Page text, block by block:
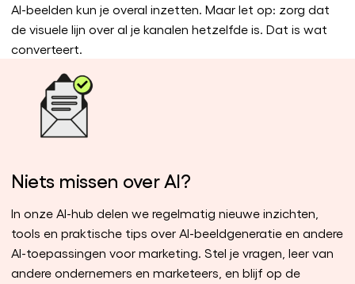
AI-beelden kun je overal inzetten. Maar let op: zorg dat
de visuele lijn over al je kanalen hetzelfde is. Dat is wat
converteert.
Niets missen over AI?
In onze AI-hub delen we regelmatig nieuwe inzichten,
tools en praktische tips over AI-beeldgeneratie en andere
AI-toepassingen voor marketing. Stel je vragen, leer van
andere ondernemers en marketeers, en blijf op de